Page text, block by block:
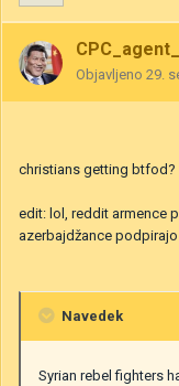
Objavljeno 29.
christians getting btfod?
edit: lol, reddit armence
azerbajdžance
Navedek
Syrian rebel fighters